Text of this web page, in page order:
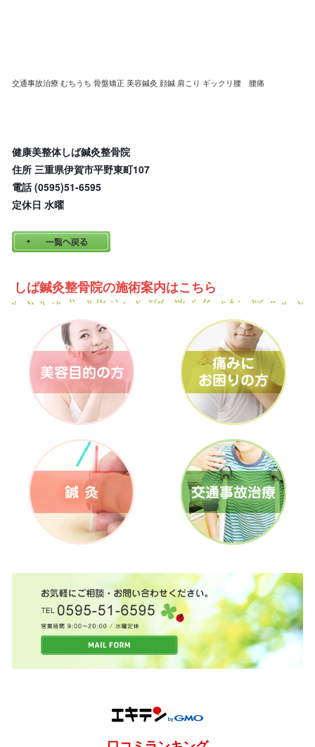
交通事故治療 むちうち 骨盤矯正 美容鍼灸 顔鍼 肩こり ギックリ腰 腰痛
健康美整体しば鍼灸整骨院
住所 三重県伊賀市平野東町107
電話 (0595)51-6595
定休日 水曜
しば鍼灸整骨院の施術案内はこちら